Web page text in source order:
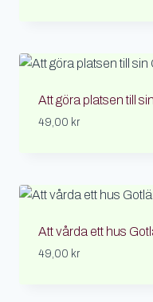
Att göra platsen till
49,00 kr
Att vårda ett hus
49,00 kr